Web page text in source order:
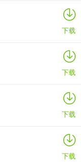
下载
下载
下载
下载